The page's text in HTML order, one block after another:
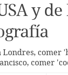
y
Londres, comer
comer